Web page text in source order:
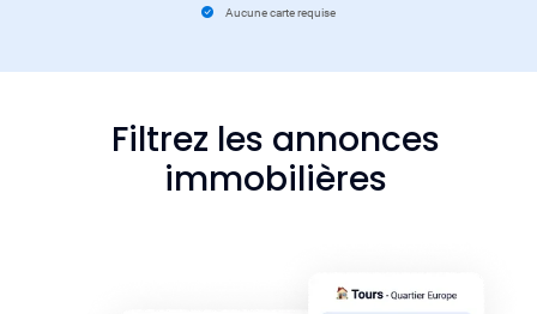
Aucune carte requise
Filtrez les annonces
immobilières